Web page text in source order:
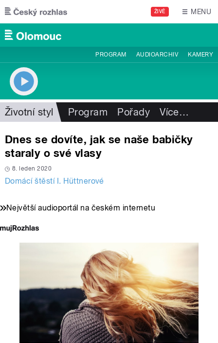
Přejít k hlavnímu obsahu
ŽIVĚ MENU
PROGRAM AUDIOARCHIV KAMERY
Životní styl Program Pořady Více…
Dnes se dovíte, jak se naše babičky
staraly o své vlasy
8. leden 2020
Domácí štěstí I. Hüttnerové
Největší audioportál na českém internetu